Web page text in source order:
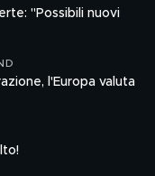
"Possibili nuovi
l'Europa valuta